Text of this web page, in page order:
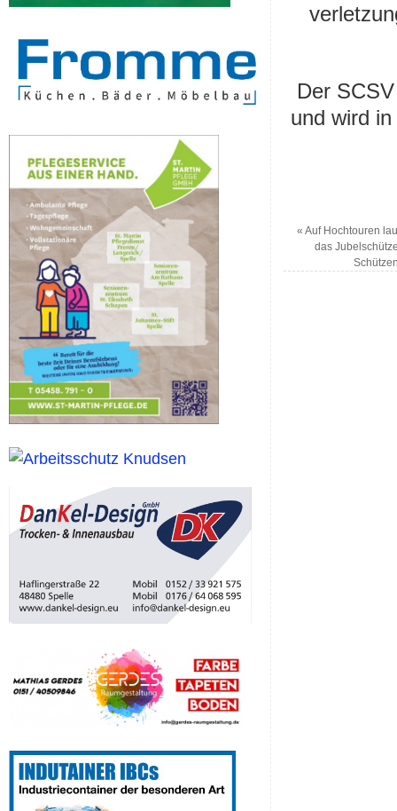
Der
und wird
« Auf Hochtouren
das